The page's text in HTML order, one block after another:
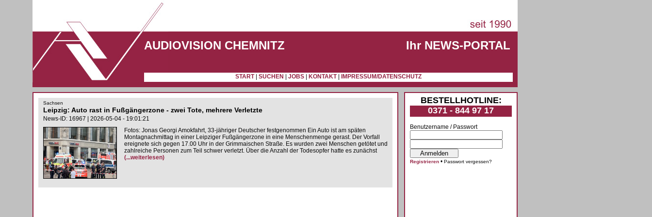
AUDIOVISION CHEMNITZ Ihr NEWS-PORTAL
START|SUCHEN |JOBS KONTAKT| IMPRESSUM/DATENSCHUTZ
BESTELLHOTLINE:
0371 - 844 97 17
Benutzername / Passwort
Registrieren •Passwort vergessen?
Sachsen
Leipzig: Auto rast in Fußgängerzone - zwei Tote, mehrere Verletzte
News-ID: 16967 | 2026-05-04 - 19:01:21
Fotos: Jonas Georgi Amokfahrt, 33-jähriger Deutscher festgenommen Ein Auto ist am späten
Montagnachmittag in einer Leipziger Fußgängerzone in eine Menschenmenge gerast. Der Vorfall
ereignete sich gegen 17.00 Uhr in der Grimmaischen Straße. Es wurden zwei Menschen getötet und
zahlreiche Personen zum Teil schwer verletzt. Über die Anzahl der Todesopfer hatte es zunächst
(...weiterlesen)